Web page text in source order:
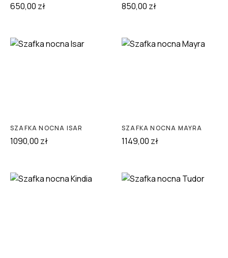
650,00 zł 850,00 zł
SZAFKA NOCNA ISAR
1090,00 zł
SZAFKA NOCNA MAYRA
1149,00 zł